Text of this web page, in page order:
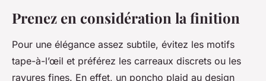
Prenez en considération la finition
Pour une élégance assez subtile, évitez les motifs
tape-à-l’œil et préférez les carreaux discrets ou les
rayures fines. En effet, un poncho plaid au design